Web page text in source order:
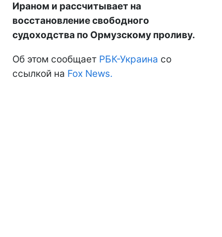
Ираном и рассчитывает на
восстановление свободного
судоходства по Ормузскому проливу.
Об этом сообщает РБК-Украина со
ссылкой на Fox News.